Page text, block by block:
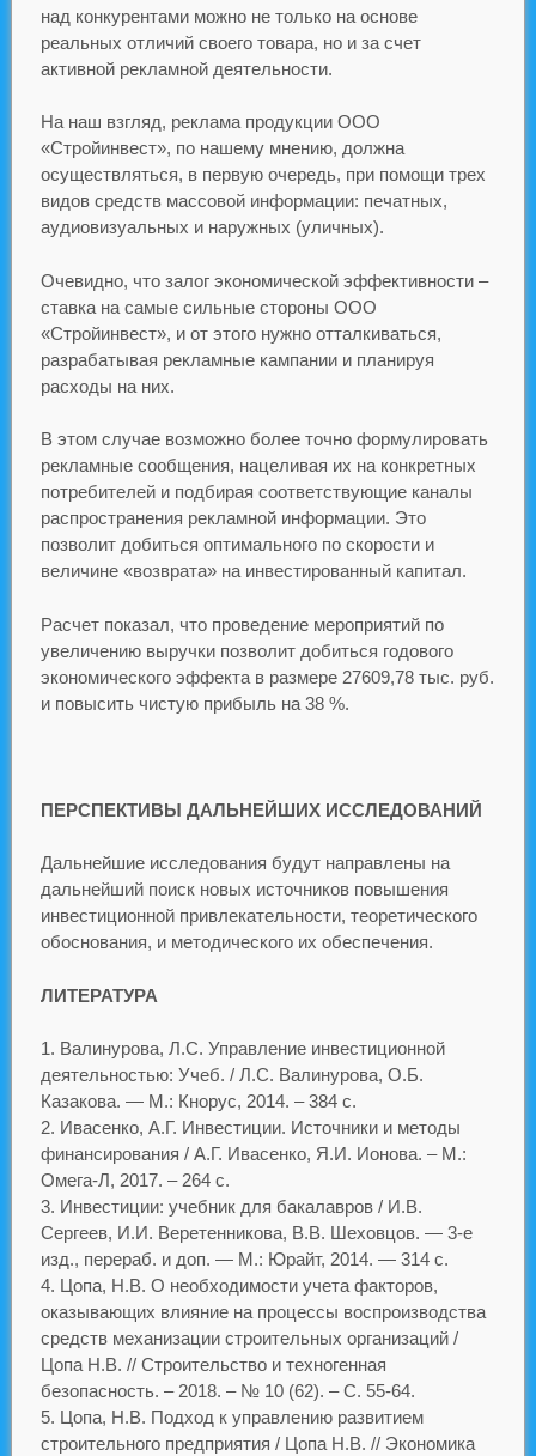
над конкурентами можно не только на основе
реальных отличий своего товара, но и за счет
активной рекламной деятельности.
На наш взгляд, реклама продукции ООО
«Стройинвест», по нашему мнению, должна
осуществляться, ʙ первую очередь, при помощи трех
видов средств массовой информации: печатных,
аудиовизуальных и наружных (уличных).
Очевидно, что залог экономической эффективности –
ставка на самые сильные стороны ООО
«Стройинвест», и от этого нужно отталкиваться,
разрабатывая рекламные кампании и планируя
расходы на них.
В этом случае возможно более точно формулировать
рекламные сообщения, нацеливая их на конкретных
потребителей и подбирая соответствующие каналы
распространения рекламной информации. Это
позволит добиться оптимального по скорости и
величине «возврата» на инвестированный капитал.
Расчет показал, что проведение мероприятий по
увеличению выручки позволит добиться годового
экономического эффекта в размере 27609,78 тыс. руб.
и повысить чистую прибыль на 38 %.
ПЕРСПЕКТИВЫ ДАЛЬНЕЙШИХ ИССЛЕДОВАНИЙ
Дальнейшие исследования будут направлены на
дальнейший поиск новых источников повышения
инвестиционной привлекательности, теоретического
обоснования, и методического их обеспечения.
ЛИТЕРАТУРА
Валинурова, Л.С. Управление инвестиционной
деятельностью: Учеб. / Л.С. Валинурова, О.Б.
Казакова. — М.: Кнорус, 2014. – 384 с.
Ивасенко, А.Г. Инвестиции. Источники и методы
финансирования / А.Г. Ивасенко, Я.И. Ионова. – М.:
Омега-Л, 2017. – 264 c.
Инвестиции: учебник для бакалавров / И.В.
Сергеев, И.И. Веретенникова, В.В. Шеховцов. — 3-е
изд., перераб. и доп. — М.: Юрайт, 2014. — 314 с.
Цопа, Н.В. О необходимости учета факторов,
оказывающих влияние на процессы воспроизводства
средств механизации строительных организаций /
Цопа Н.В. // Строительство и техногенная
безопасность. – 2018. – № 10 (62). – С. 55-64.
Цопа, Н.В. Подход к управлению развитием
строительного предприятия / Цопа Н.В. // Экономика